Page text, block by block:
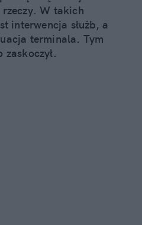
W takich
interwencja służb, a
terminala. Tym